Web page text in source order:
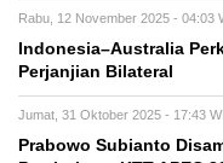
Rabu, 12 November 2025 - 04:03
Indonesia–Australia
Perjanjian Bilateral
Jumat, 31 Oktober 2025 - 17:43
Prabowo Subianto